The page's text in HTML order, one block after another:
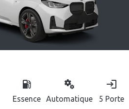
local_gas_station
Essence
miscellaneous_services
Automatique
login
5 Porte